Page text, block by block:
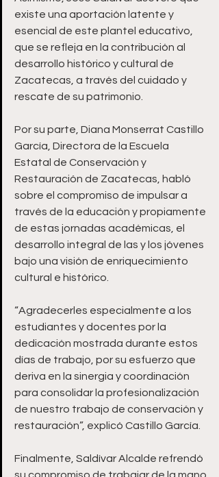
existe una aportación latente y
esencial de este plantel educativo,
que se refleja en la contribución al
desarrollo histórico y cultural de
Zacatecas, a través del cuidado y
rescate de su patrimonio.
Por su parte, Diana Monserrat Castillo
García, Directora de la Escuela
Estatal de Conservación y
Restauración de Zacatecas, habló
sobre el compromiso de impulsar a
través de la educación y propiamente
de estas jornadas académicas, el
desarrollo integral de las y los jóvenes
bajo una visión de enriquecimiento
cultural e histórico.
“Agradecerles especialmente a los
estudiantes y docentes por la
dedicación mostrada durante estos
días de trabajo, por su esfuerzo que
deriva en la sinergia y coordinación
para consolidar la profesionalización
de nuestro trabajo de conservación y
restauración”, explicó Castillo García.
Finalmente, Saldívar Alcalde refrendó